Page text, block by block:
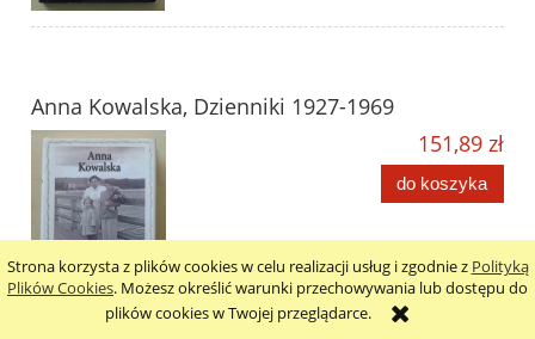
Strona korzysta z plików cookies w celu realizacji usług i zgodnie z Polityką
Plików Cookies. Możesz określić warunki przechowywania lub dostępu do
plików cookies w Twojej przeglądarce.
Anna Kowalska, Dzienniki 1927-1969
151,89 zł
do koszyka